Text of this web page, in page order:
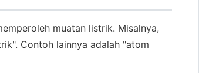
muatan listrik. Misalnya,
Contoh lainnya adalah "atom